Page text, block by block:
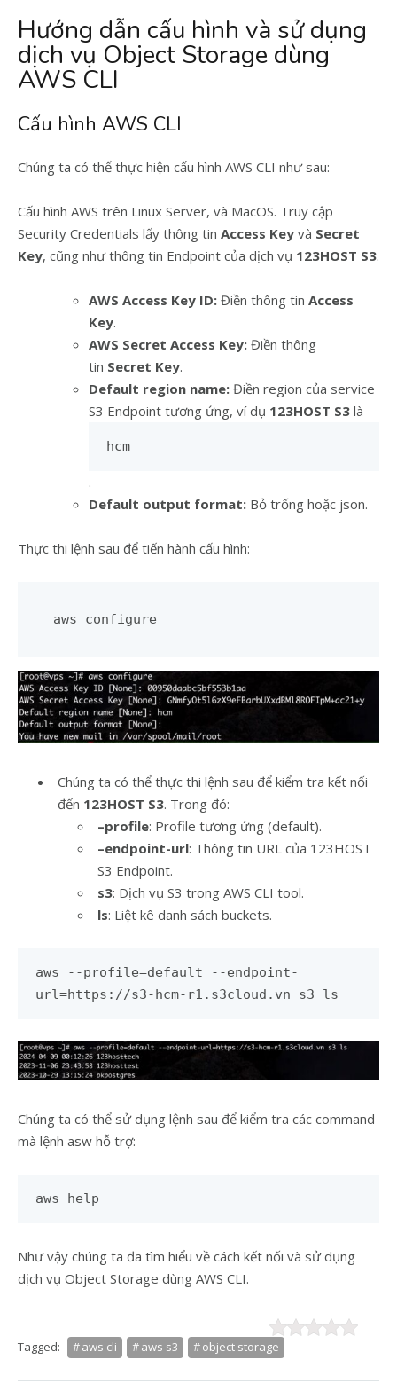
Hướng dẫn cấu hình và sử dụng
dịch vụ Object Storage dùng
AWS CLI
Cấu hình AWS CLI
Chúng ta có thể thực hiện cấu hình AWS CLI như sau:
Cấu hình AWS trên Linux Server, và MacOS. Truy cập
Security Credentials lấy thông tin Access Key và Secret
Key, cũng như thông tin Endpoint của dịch vụ 123HOST S3.
AWS Access Key ID: Điền thông tin Access
Key.
AWS Secret Access Key: Điền thông
tin Secret Key.
Default region name: Điền region của service
S3 Endpoint tương ứng, ví dụ 123HOST S3 là
hcm
.
Default output format: Bỏ trống hoặc json.
Thực thi lệnh sau để tiến hành cấu hình:
aws configure
Chúng ta có thể thực thi lệnh sau để kiểm tra kết nối
đến 123HOST S3. Trong đó:
–profile: Profile tương ứng (default).
–endpoint-url: Thông tin URL của 123HOST
S3 Endpoint.
s3: Dịch vụ S3 trong AWS CLI tool.
ls: Liệt kê danh sách buckets.
aws --profile=default --endpoint-
url=https://s3-hcm-r1.s3cloud.vn s3 ls
Chúng ta có thể sử dụng lệnh sau để kiểm tra các command
mà lệnh asw hỗ trợ:
aws help
Như vậy chúng ta đã tìm hiểu về cách kết nối và sử dụng
dịch vụ Object Storage dùng AWS CLI.
Tagged: aws cli aws s3 object storage